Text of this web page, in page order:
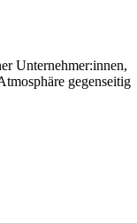
Unternehmer:innen,
gegenseitig